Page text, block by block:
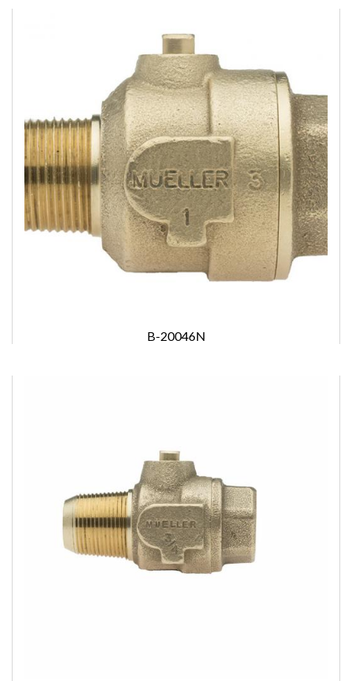
B-20046N